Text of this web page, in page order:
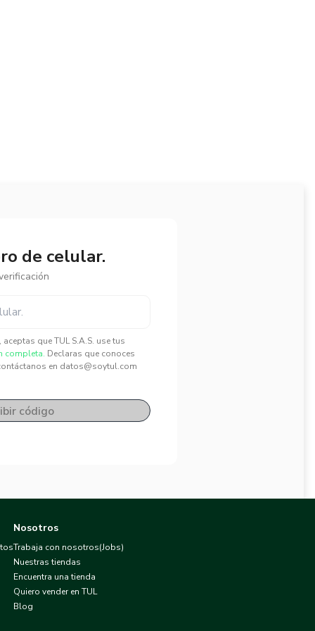
de celular.
que TUL S.A.S. use tus
completa. Declaras que conoces
en datos@soytul.com
código
Nosotros
Trabaja con nosotros(Jobs)
Nuestras tiendas
Encuentra una tienda
Quiero vender en TUL
Blog